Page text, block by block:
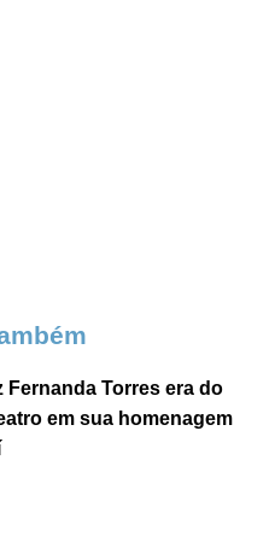
Fernanda Torres era do
em sua homenagem